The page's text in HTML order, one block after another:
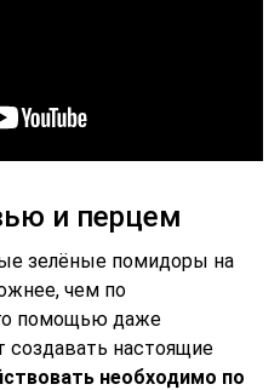
и перцем
зелёные помидоры на
чем по
помощью даже
создавать настоящие
необходимо по